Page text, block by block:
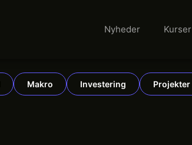
Nyheder Kurser
Makro Investering Projekter